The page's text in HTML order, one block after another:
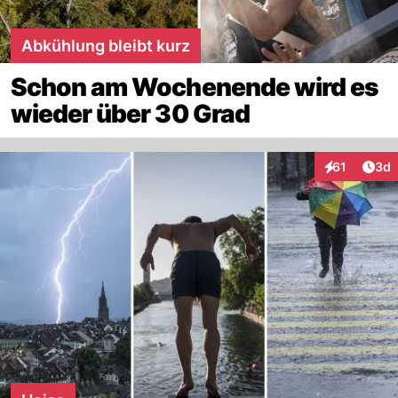
Abkühlung bleibt kurz
Schon am Wochenende wird es
wieder über 30 Grad
61
Interaktionen
3d